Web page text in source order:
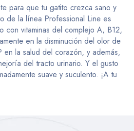
para que tu gatito crezca sano y
de la línea Professional Line es
con vitaminas del complejo A, B12,
en la disminución del olor de
en la salud del corazón, y además,
del tracto urinario. Y el gusto
suave y suculento. ¡A tu